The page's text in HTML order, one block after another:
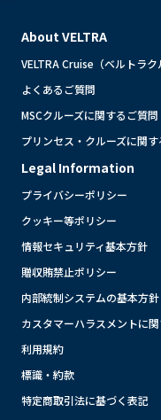
About VELTRA
VELTRA Cruise（ベルトラ
よくあるご質問
MSCクルーズに関するご質問
プリンセス・クルーズに関
Legal Information
プライバシーポリシー
クッキー等ポリシー
情報セキュリティ基本方針
贈収賄禁止ポリシー
内部統制システムの基本方針
カスタマーハラスメントに
利用規約
標識・約款
特定商取引法に基づく表記